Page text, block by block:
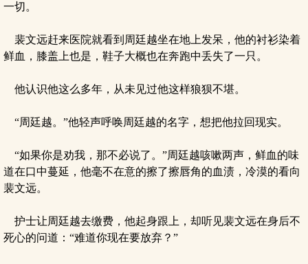
一切。
裴文远赶来医院就看到周廷越坐在地上发呆，他的衬衫染着
鲜血，膝盖上也是，鞋子大概也在奔跑中丢失了一只。
他认识他这么多年，从未见过他这样狼狈不堪。
“周廷越。”他轻声呼唤周廷越的名字，想把他拉回现实。
“如果你是劝我，那不必说了。”周廷越咳嗽两声，鲜血的味
道在口中蔓延，他毫不在意的擦了擦唇角的血渍，冷漠的看向
裴文远。
护士让周廷越去缴费，他起身跟上，却听见裴文远在身后不
死心的问道：“难道你现在要放弃？”